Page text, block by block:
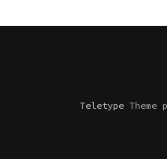
TeletypeTheme